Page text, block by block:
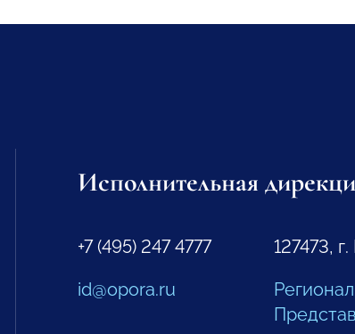
Исполнительная
+7 (495) 247 4777
id@opora.ru
127473,